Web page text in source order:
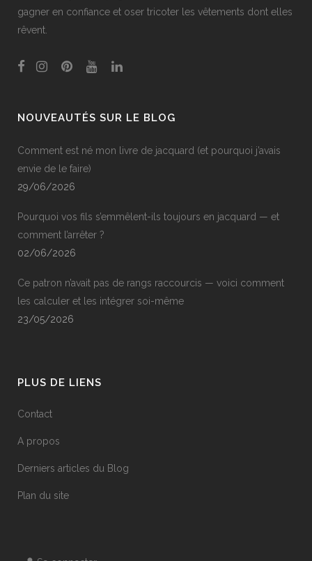
gagner en confiance et oser tricoter les vêtements dont elles
rêvent.
NOUVEAUTÉS SUR LE BLOG
Comment est né mon livre de jacquard (et pourquoi j’avais
envie de le faire)
29/06/2026
Pourquoi vos fils s’emmêlent-ils toujours en jacquard — et
comment l’arrêter ?
02/06/2026
Ce patron n’avait pas de rangs raccourcis — voici comment
les calculer et les intégrer soi-même
23/05/2026
PLUS DE LIENS
Contact
A propos
Derniers articles du Blog
Plan du site